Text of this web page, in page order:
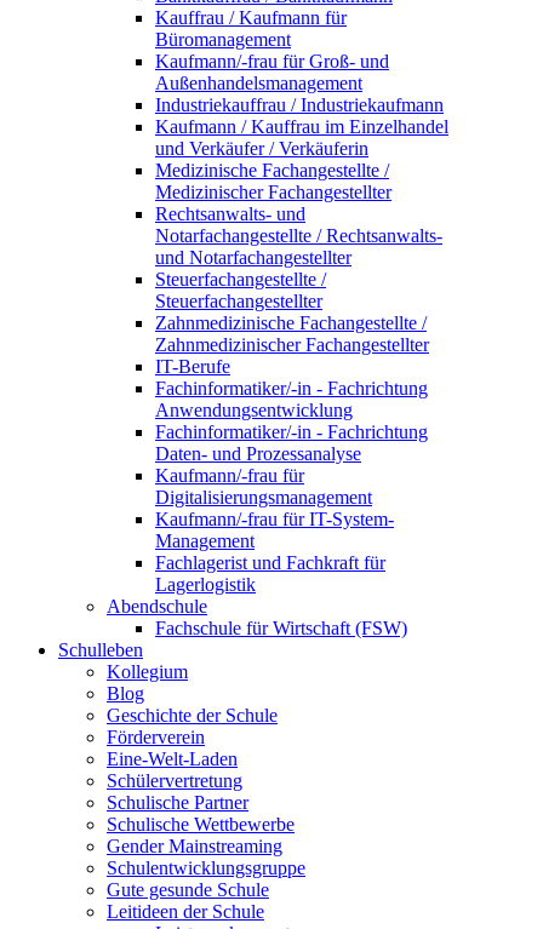
Kauffrau / Kaufmann für
Büromanagement
Kaufmann/-frau für Groß- und
Außenhandelsmanagement
Industriekauffrau / Industriekaufmann
Kaufmann / Kauffrau im Einzelhandel
und Verkäufer / Verkäuferin
Medizinische Fachangestellte /
Medizinischer Fachangestellter
Rechtsanwalts- und
Notarfachangestellte / Rechtsanwalts-
und Notarfachangestellter
Steuerfachangestellte /
Steuerfachangestellter
Zahnmedizinische Fachangestellte /
Zahnmedizinischer Fachangestellter
IT-Berufe
Fachinformatiker/-in - Fachrichtung
Anwendungsentwicklung
Fachinformatiker/-in - Fachrichtung
Daten- und Prozessanalyse
Kaufmann/-frau für
Digitalisierungsmanagement
Kaufmann/-frau für IT-System-
Management
Fachlagerist und Fachkraft für
Lagerlogistik
Abendschule
Fachschule für Wirtschaft (FSW)
Schulleben
Kollegium
Blog
Geschichte der Schule
Förderverein
Eine-Welt-Laden
Schülervertretung
Schulische Partner
Schulische Wettbewerbe
Gender Mainstreaming
Schulentwicklungsgruppe
Gute gesunde Schule
Leitideen der Schule